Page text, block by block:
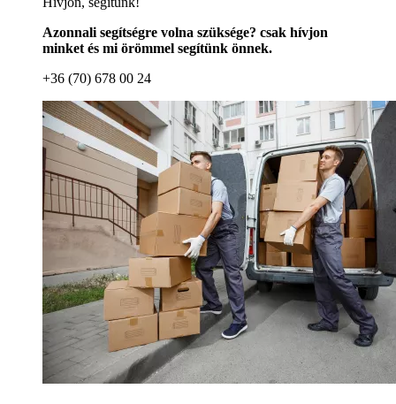
Azonnali segítségre volna szüksége? csak hívjon
minket és mi örömmel segítünk önnek.
+36 (70) 678 00 24